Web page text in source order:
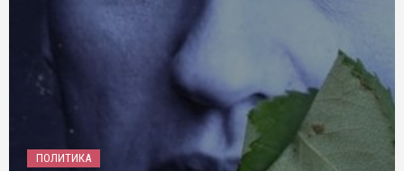
ПОЛИТИКА